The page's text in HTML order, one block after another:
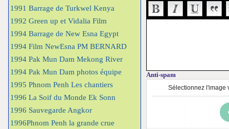
1991 Barrage de Turkwel Kenya
1992 Green up et Vidalia Film
1994 Barrage de New Esna Egypt
1994 Film NewEsna PM BERNARD
1994 Pak Mun Dam Mekong River
1994 Pak Mun Dam photos équipe
1995 Phnom Penh Les chantiers
1996 La Soif du Monde Ek Sonn
1996 Sauvegarde Angkor
1996Phnom Penh la grande crue
Anti-spam
Sélectionnez l'image